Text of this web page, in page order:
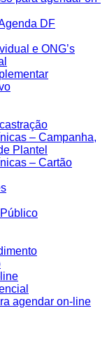
DF
e ONG’s
– Campanha,
Plantel
– Cartão
agendar on-line